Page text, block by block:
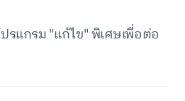
ปรแกรม "แก้ไข" พิเศษเพื่อต่อ